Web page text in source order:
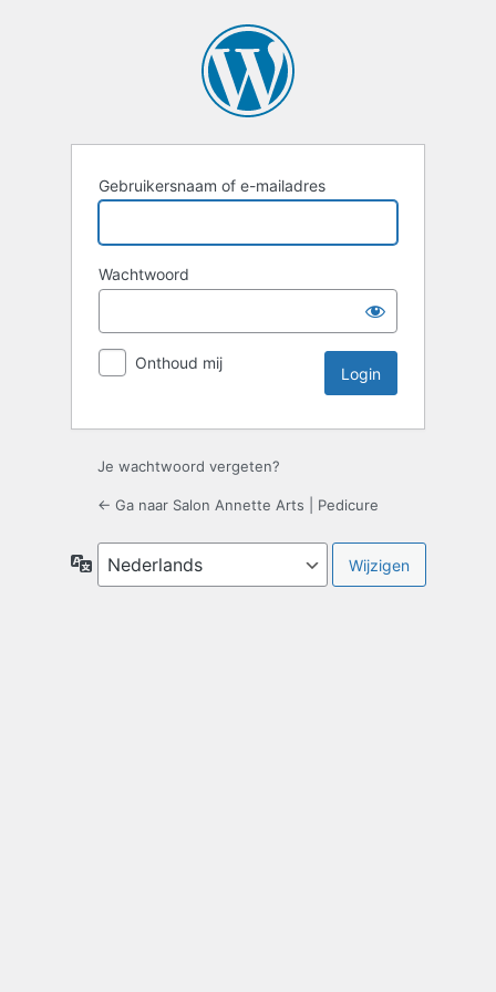
Gebruikersnaam of e-mailadres
Wachtwoord
Onthoud mij
Je wachtwoord vergeten?
← Ga naar Salon Annette Arts | Pedicure
Taal